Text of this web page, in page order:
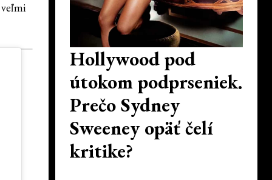
veľmi
Hollywood pod
útokom podprseniek.
Prečo Sydney
Sweeney opäť čelí
kritike?